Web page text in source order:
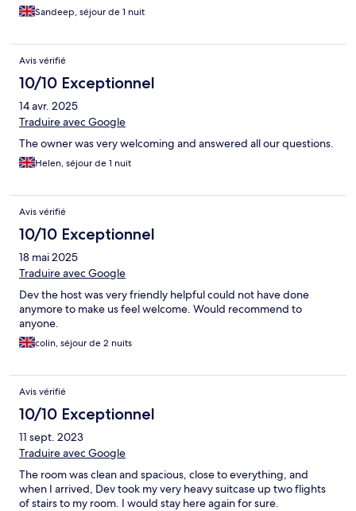
Sandeep, séjour de 1 nuit
Avis vérifié
10/10 Exceptionnel
14 avr. 2025
Traduire avec Google
The owner was very welcoming and answered all our questions.
Helen, séjour de 1 nuit
Avis vérifié
10/10 Exceptionnel
18 mai 2025
Traduire avec Google
Dev the host was very friendly helpful could not have done
anymore to make us feel welcome. Would recommend to
anyone.
colin, séjour de 2 nuits
Avis vérifié
10/10 Exceptionnel
11 sept. 2023
Traduire avec Google
The room was clean and spacious, close to everything, and
when I arrived, Dev took my very heavy suitcase up two flights
of stairs to my room. I would stay here again for sure.